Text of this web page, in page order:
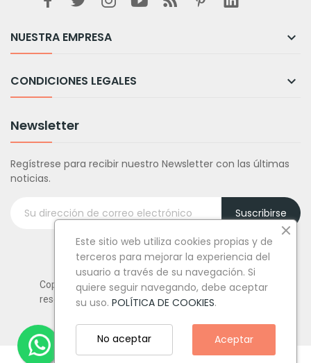
NUESTRA EMPRESA 
CONDICIONES LEGALES 
Newsletter
Regístrese para recibir nuestro Newsletter con las últimas
noticias.
Suscribirse
Copyright © Tufiestamolamazo.com - Todos los derechos
reservados.
Este sitio web utiliza cookies propias y de
terceros para mejorar la experiencia del
usuario a través de su navegación. Si
quiere seguir navegando, debe aceptar
su uso. POLÍTICA DE COOKIES.
Aceptar
No aceptar